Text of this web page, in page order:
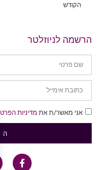
הקודש
הרשמה לניוזלטר
אני מאשר/ת את מדיניות